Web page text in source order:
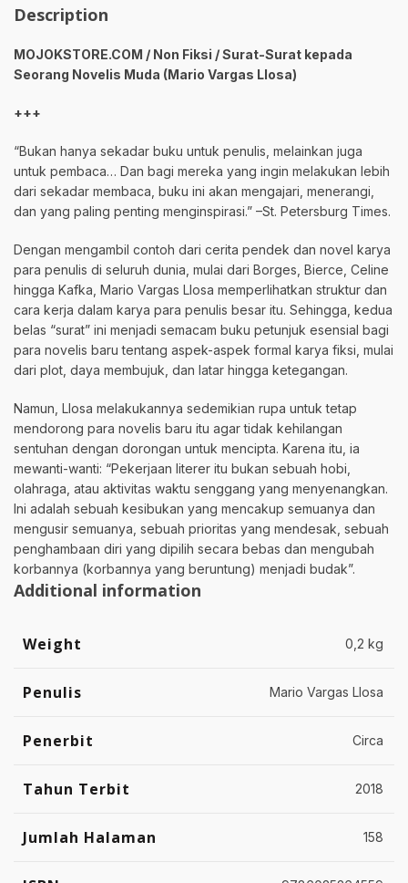
Description
MOJOKSTORE.COM / Non Fiksi / Surat-Surat kepada
Seorang Novelis Muda (Mario Vargas Llosa)
+++
“Bukan hanya sekadar buku untuk penulis, melainkan juga
untuk pembaca… Dan bagi mereka yang ingin melakukan lebih
dari sekadar membaca, buku ini akan mengajari, menerangi,
dan yang paling penting menginspirasi.” –St. Petersburg Times.
Dengan mengambil contoh dari cerita pendek dan novel karya
para penulis di seluruh dunia, mulai dari Borges, Bierce, Celine
hingga Kafka, Mario Vargas Llosa memperlihatkan struktur dan
cara kerja dalam karya para penulis besar itu. Sehingga, kedua
belas “surat” ini menjadi semacam buku petunjuk esensial bagi
para novelis baru tentang aspek-aspek formal karya fiksi, mulai
dari plot, daya membujuk, dan latar hingga ketegangan.
Namun, Llosa melakukannya sedemikian rupa untuk tetap
mendorong para novelis baru itu agar tidak kehilangan
sentuhan dengan dorongan untuk mencipta. Karena itu, ia
mewanti-wanti: “Pekerjaan literer itu bukan sebuah hobi,
olahraga, atau aktivitas waktu senggang yang menyenangkan.
Ini adalah sebuah kesibukan yang mencakup semuanya dan
mengusir semuanya, sebuah prioritas yang mendesak, sebuah
penghambaan diri yang dipilih secara bebas dan mengubah
korbannya (korbannya yang beruntung) menjadi budak”.
Additional information
Weight 0,2 kg
Penulis Mario Vargas Llosa
Penerbit Circa
Tahun Terbit 2018
Jumlah Halaman 158